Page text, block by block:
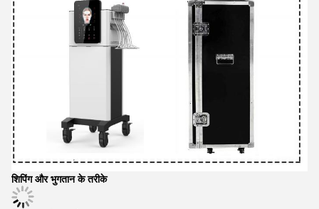
शिपिंग और भुगतान के तरीके